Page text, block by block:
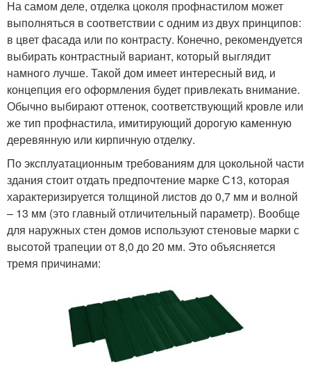
На самом деле, отделка цоколя профнастилом может
выполняться в соответствии с одним из двух принципов:
в цвет фасада или по контрасту. Конечно, рекомендуется
выбирать контрастный вариант, который выглядит
намного лучше. Такой дом имеет интересный вид, и
концепция его оформления будет привлекать внимание.
Обычно выбирают оттенок, соответствующий кровле или
же тип профнастила, имитирующий дорогую каменную
деревянную или кирпичную отделку.
По эксплуатационным требованиям для цокольной части
здания стоит отдать предпочтение марке С13, которая
характеризируется толщиной листов до 0,7 мм и волной
– 13 мм (это главный отличительный параметр). Вообще
для наружных стен домов используют стеновые марки с
высотой трапеции от 8,0 до 20 мм. Это объясняется
тремя причинами: